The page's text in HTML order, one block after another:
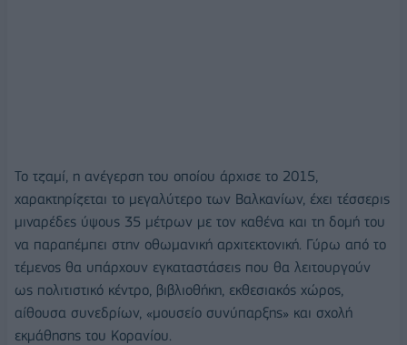
Το τζαμί, η ανέγερση του οποίου άρχισε το 2015,
χαρακτηρίζεται το μεγαλύτερο των Βαλκανίων, έχει τέσσερις
μιναρέδες ύψους 35 μέτρων με τον καθένα και τη δομή του
να παραπέμπει στην οθωμανική αρχιτεκτονική. Γύρω από το
τέμενος θα υπάρχουν εγκαταστάσεις που θα λειτουργούν
ως πολιτιστικό κέντρο, βιβλιοθήκη, εκθεσιακός χώρος,
αίθουσα συνεδρίων, «μουσείο συνύπαρξης» και σχολή
εκμάθησης του Κορανίου.